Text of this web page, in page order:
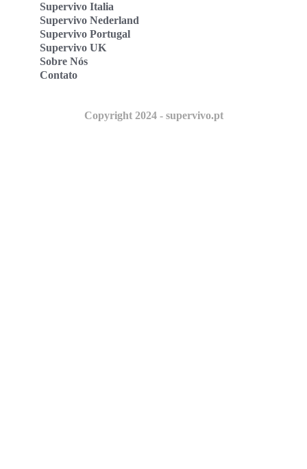
Supervivo Italia
Supervivo Nederland
Supervivo Portugal
Supervivo UK
Sobre Nós
Contato
Copyright 2024 - supervivo.pt